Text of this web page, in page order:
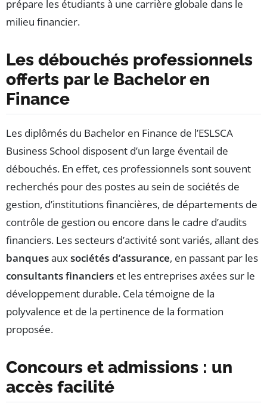
prépare les étudiants à une carrière globale dans le
milieu financier.
Les débouchés professionnels
offerts par le Bachelor en
Finance
Les diplômés du Bachelor en Finance de l’ESLSCA
Business School disposent d’un large éventail de
débouchés. En effet, ces professionnels sont souvent
recherchés pour des postes au sein de sociétés de
gestion, d’institutions financières, de départements de
contrôle de gestion ou encore dans le cadre d’audits
financiers. Les secteurs d’activité sont variés, allant des
banquesauxsociétés d’assurance, en passant par les
consultants financiers et les entreprises axées sur le
développement durable. Cela témoigne de la
polyvalence et de la pertinence de la formation
proposée.
Concours et admissions : un
accès facilité